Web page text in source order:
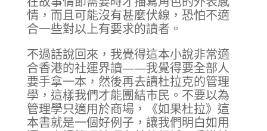
情，而且可能沒有甚麼伏線，恐怕不適
合一些對以上有要求的讀者。
不過話說回來，我覺得這本小說非常適
合香港的社運界讀——我覺得要全部人
要手拿一本，然後再去讀杜拉克的管理
學，這樣我們才能團結市民。不要以為
管理學只適用於商場，《如果杜拉》這
本書就是一個好例子，讓我們明白如用